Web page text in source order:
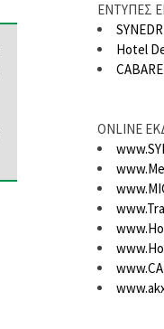
ΕΝΤΥΠΕΣ
Hotel
ONLINE